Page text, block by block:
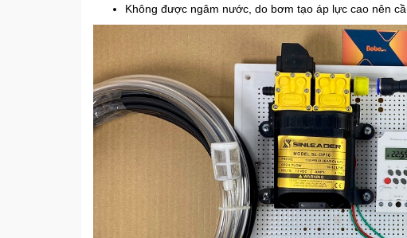
Không được ngâm nước, do bơm tạo áp lực cao nên